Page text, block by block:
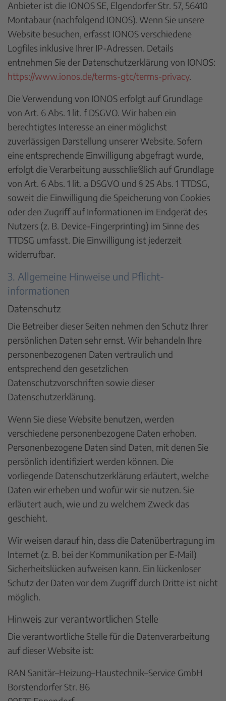
Anbieter ist die IONOS SE, Elgendorfer Str. 57, 56410
Montabaur (nachfolgend IONOS). Wenn Sie unsere
Website besuchen, erfasst IONOS verschiedene
Logfiles inklusive Ihrer IP-Adressen. Details
entnehmen Sie der Datenschutzerklärung von IONOS:
https://www.ionos.de/terms-gtc/terms-privacy.
Die Verwendung von IONOS erfolgt auf Grundlage
von Art. 6 Abs. 1 lit. f DSGVO. Wir haben ein
berechtigtes Interesse an einer möglichst
zuverlässigen Darstellung unserer Website. Sofern
eine entsprechende Einwilligung abgefragt wurde,
erfolgt die Verarbeitung ausschließlich auf Grundlage
von Art. 6 Abs. 1 lit. a DSGVO und § 25 Abs. 1 TTDSG,
soweit die Einwilligung die Speicherung von Cookies
oder den Zugriff auf Informationen im Endgerät des
Nutzers (z. B. Device-Fingerprinting) im Sinne des
TTDSG umfasst. Die Einwilligung ist jederzeit
widerrufbar.
3. Allgemeine Hinweise und Pflicht­
informationen
Datenschutz
Die Betreiber dieser Seiten nehmen den Schutz Ihrer
persönlichen Daten sehr ernst. Wir behandeln Ihre
personenbezogenen Daten vertraulich und
entsprechend den gesetzlichen
Datenschutzvorschriften sowie dieser
Datenschutzerklärung.
Wenn Sie diese Website benutzen, werden
verschiedene personenbezogene Daten erhoben.
Personenbezogene Daten sind Daten, mit denen Sie
persönlich identifiziert werden können. Die
vorliegende Datenschutzerklärung erläutert, welche
Daten wir erheben und wofür wir sie nutzen. Sie
erläutert auch, wie und zu welchem Zweck das
geschieht.
Wir weisen darauf hin, dass die Datenübertragung im
Internet (z. B. bei der Kommunikation per E-Mail)
Sicherheitslücken aufweisen kann. Ein lückenloser
Schutz der Daten vor dem Zugriff durch Dritte ist nicht
möglich.
Hinweis zur verantwortlichen Stelle
Die verantwortliche Stelle für die Datenverarbeitung
auf dieser Website ist:
RAN Sanitär–Heizung–Haustechnik–Service GmbH
Borstendorfer Str. 86